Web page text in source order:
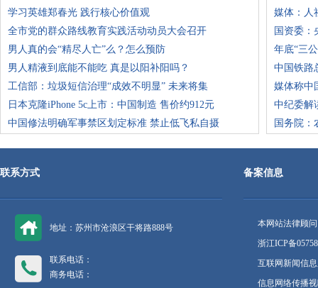
学习英雄郑春光 践行核心价值观
全市党的群众路线教育实践活动动员大会召开
男人真的会“精尽人亡”么？怎么预防
男人精液到底能不能吃 真是以阳补阳吗？
工信部：垃圾短信治理“成效不明显” 未来将集
日本克隆iPhone 5c上市：中国制造 售价约912元
中国修法明确军事禁区划定标准 禁止低飞私自摄
媒体：人
国资委：
年底“三
中国铁路
媒体称中
中纪委解
国务院：
联系方式
地址：苏州市沧浪区干将路888号
联系电话：
商务电话：
备案信息
本网站法律顾
浙江ICP备
互联网新闻信
信息网络传播